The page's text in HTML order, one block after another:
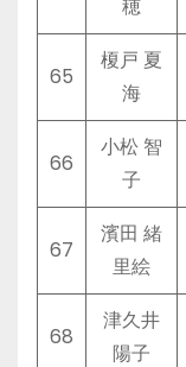
穂
65
榎戸 夏
海
66
小松 智
子
67
濱田 緒
里絵
68
津久井
陽子